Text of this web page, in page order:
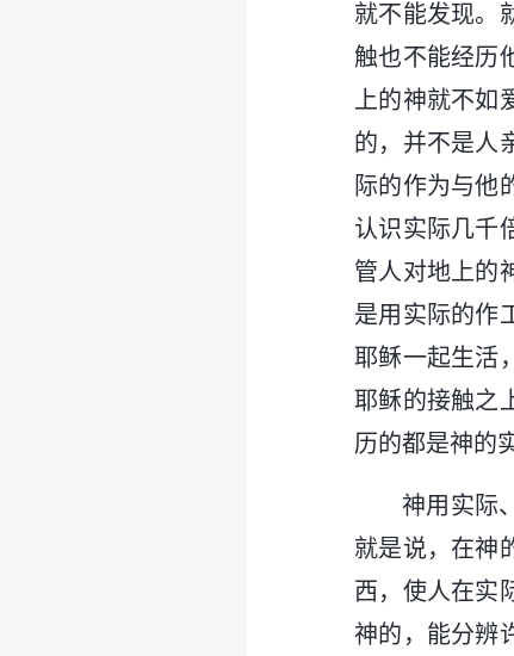
就不能发现。
触也不能经历
上的神就不
的，并不是人
际的作为与他
认识实际几千
管人对地上的
是用实际的作
耶稣一起生活
耶稣的接触之
历的都是神的
神用实际
就是说，在神
西，使人在实
神的，能分辨